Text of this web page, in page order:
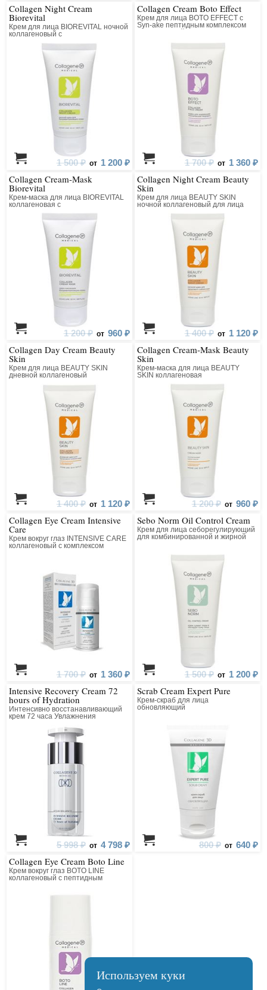
Collagen Night Cream
Biorevital
Крем для лица BIOREVITAL ночной
коллагеновый с
1 500 ₽ от 1 200 ₽
Collagen Cream Boto Effect
Крем для лица BOTO EFFECT с
Syn-ake пептидным комплексом
1 700 ₽ от 1 360 ₽
Collagen Cream-Mask
Biorevital
Крем-маска для лица BIOREVITAL
коллагеновая с
восстанавливающим комплексом
1 200 ₽ от 960 ₽
Collagen Night Cream Beauty
Skin
Крем для лица BEAUTY SKIN
ночной коллагеновый для лица
1 400 ₽ от 1 120 ₽
Collagen Day Cream Beauty
Skin
Крем для лица BEAUTY SKIN
дневной коллагеновый
1 400 ₽ от 1 120 ₽
Collagen Cream-Mask Beauty
Skin
Крем-маска для лица BEAUTY
SKIN коллагеновая
1 200 ₽ от 960 ₽
Collagen Eye Cream Intensive
Care
Крем вокруг глаз INTENSIVE CARE
коллагеновый с комплексом
1 700 ₽ от 1 360 ₽
Sebo Norm Oil Control Cream
Крем для лица себорегулирующий
для комбинированной и жирной
1 500 ₽ от 1 200 ₽
Intensive Recovery Cream 72
hours of Hydration
Интенсивно восстанавливающий
крем 72 часа Увлажнения
5 998 ₽ от 4 798 ₽
Scrab Cream Expert Pure
Крем-скраб для лица
обновляющий
800 ₽ от 640 ₽
Collagen Eye Cream Boto Line
Крем вокруг глаз BOTO LINE
коллагеновый с пептидным
Используем куки